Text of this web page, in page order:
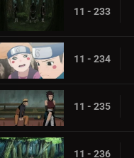
11 - 233
11 - 234
11 - 235
11 - 236